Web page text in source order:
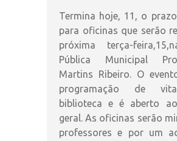
Termina hoje, 11, o
para oficinas que serão
próxima terça-
Pública Municipal
Martins Ribeiro. O
programação de
biblioteca e é aberto
geral. As oficinas serão
professores e por um